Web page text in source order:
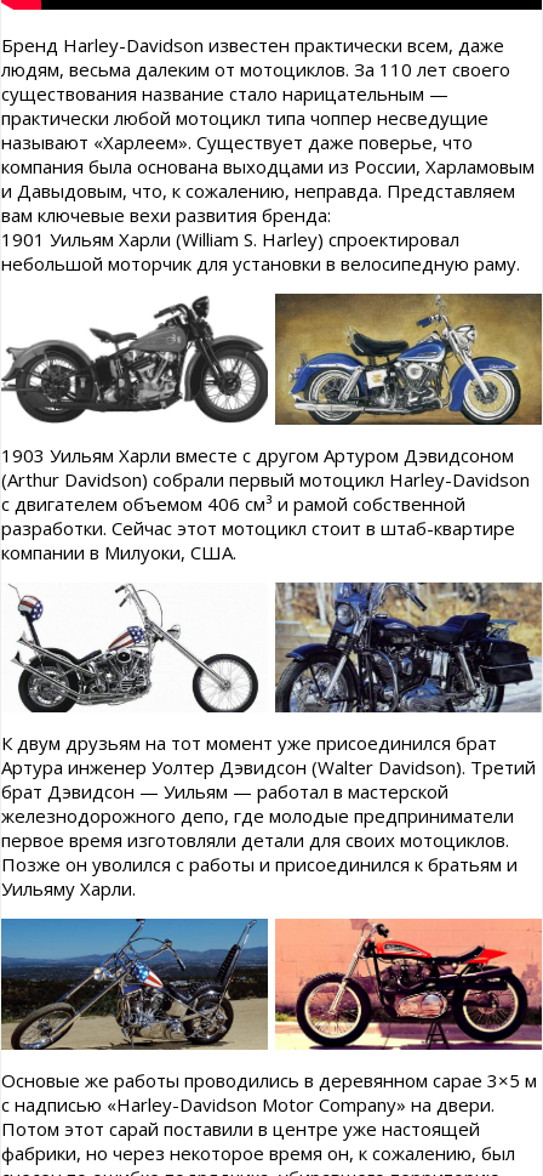
Бренд Harley-Davidson известен практически всем, даже
людям, весьма далеким от мотоциклов. За 110 лет своего
существования название стало нарицательным —
практически любой мотоцикл типа чоппер несведущие
называют «Харлеем». Существует даже поверье, что
компания была основана выходцами из России, Харламовым
и Давыдовым, что, к сожалению, неправда. Представляем
вам ключевые вехи развития бренда:
1901 Уильям Харли (William S. Harley) спроектировал
небольшой моторчик для установки в велосипедную раму.
1903 Уильям Харли вместе с другом Артуром Дэвидсоном
(Arthur Davidson) собрали первый мотоцикл Harley-Davidson
с двигателем объемом 406 см³ и рамой собственной
разработки. Сейчас этот мотоцикл стоит в штаб-квартире
компании в Милуоки, США.
К двум друзьям на тот момент уже присоединился брат
Артура инженер Уолтер Дэвидсон (Walter Davidson). Третий
брат Дэвидсон — Уильям — работал в мастерской
железнодорожного депо, где молодые предприниматели
первое время изготовляли детали для своих мотоциклов.
Позже он уволился с работы и присоединился к братьям и
Уильяму Харли.
Основые же работы проводились в деревянном сарае 3×5 м
с надписью «Harley-Davidson Motor Company» на двери.
Потом этот сарай поставили в центре уже настоящей
фабрики, но через некоторое время он, к сожалению, был